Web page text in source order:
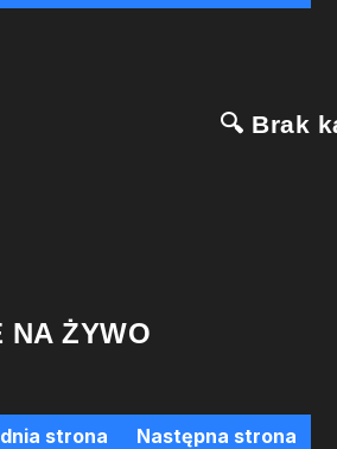
🔍 Brak
NA ŻYWO
strona Następna strona